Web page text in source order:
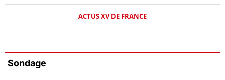
ACTUS XV DE FRANCE
Sondage